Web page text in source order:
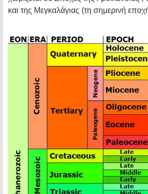
και της Μεγκαλάγιας (τη σημερινή